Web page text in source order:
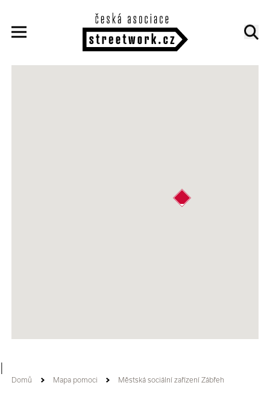
Domů Mapa pomoci Městská sociální zařízení Zábřeh